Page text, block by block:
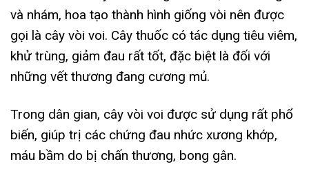
và nhám, hoa tạo thành hình giống vòi nên được
gọi là cây vòi voi. Cây thuốc có tác dụng tiêu viêm,
khử trùng, giảm đau rất tốt, đặc biệt là đối với
những vết thương đang cương mủ.
Trong dân gian, cây vòi voi được sử dụng rất phổ
biến, giúp trị các chứng đau nhức xương khớp,
máu bầm do bị chấn thương, bong gân.